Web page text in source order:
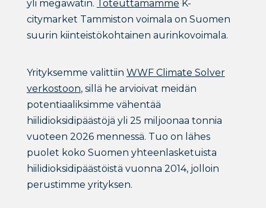
yli megawatin. Toteuttamamme K-
citymarket Tammiston voimala on Suomen
suurin kiinteistökohtainen aurinkovoimala.
Yrityksemme valittiin WWF Climate Solver
verkostoon, sillä he arvioivat meidän
potentiaaliksimme vähentää
hiilidioksidipäästöjä yli 25 miljoonaa tonnia
vuoteen 2026 mennessä. Tuo on lähes
puolet koko Suomen yhteenlasketuista
hiilidioksidipäästöistä vuonna 2014, jolloin
perustimme yrityksen.